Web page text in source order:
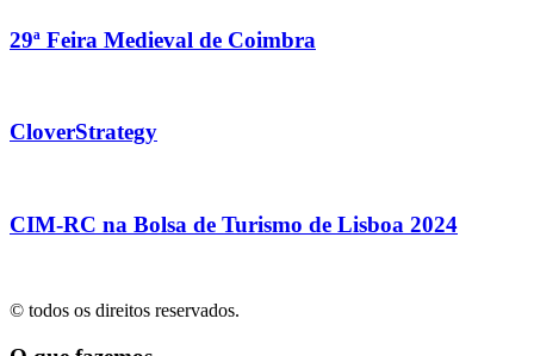
29ª Feira Medieval de Coimbra
CloverStrategy
CIM-RC na Bolsa de Turismo de Lisboa 2024
© todos os direitos reservados.